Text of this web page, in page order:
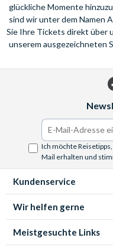
glückliche Momente
sind wir unter dem Namen
Sie Ihre Tickets direkt über
unserem ausgezeichneten
Ich möchte
Mail erhalten und
Kundenservice
Wir helfen gerne
Meistgesuchte Links